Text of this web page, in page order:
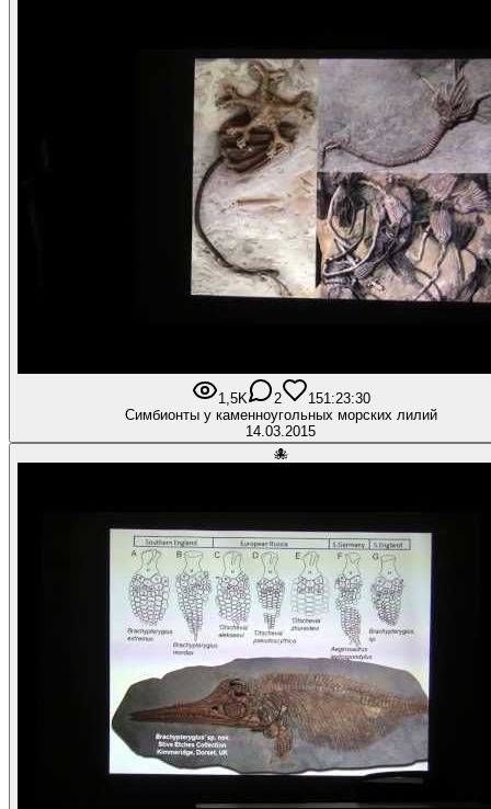
1,5K 2 151:23:30
Симбионты у каменноугольных морских лилий
14.03.2015
🐙